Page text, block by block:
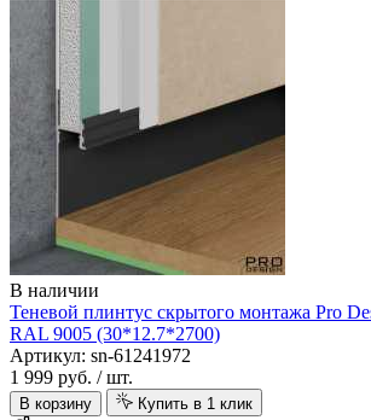
В наличии
Теневой плинтус скрытого монтажа Pro
RAL 9005 (30*12.7*2700)
Артикул: sn-61241972
1 999 руб. / шт.
В корзину Купить в 1 клик